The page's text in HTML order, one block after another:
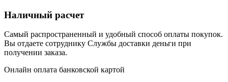
Наличный расчет
Самый распространенный и удобный способ оплаты покупок.
Вы отдаете сотруднику Службы доставки деньги при
получении заказа.
Онлайн оплата банковской картой